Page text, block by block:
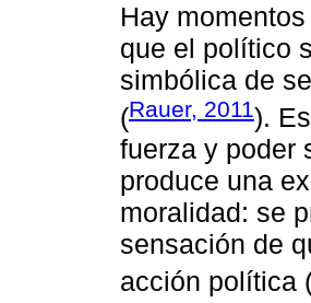
Hay
que el político
simbólica de
(Rauer, 2011).
fuerza y poder
produce una
moralidad: se
sensación de
acción política